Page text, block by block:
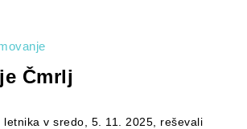
Čmrlj
letnika v sredo, 5. 11. 2025, reševali